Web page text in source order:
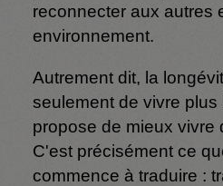
reconnecter aux autres
environnement.
Autrement dit, la
seulement de vivre plus
propose de mieux vivre
C'est précisément ce
commence à traduire :